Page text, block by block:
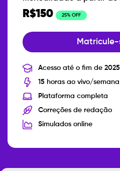
R$150 25% OFF
Acesso até o fim de 2025
15 horas ao vivo/semana
Plataforma completa
Correções de redação
Simulados online